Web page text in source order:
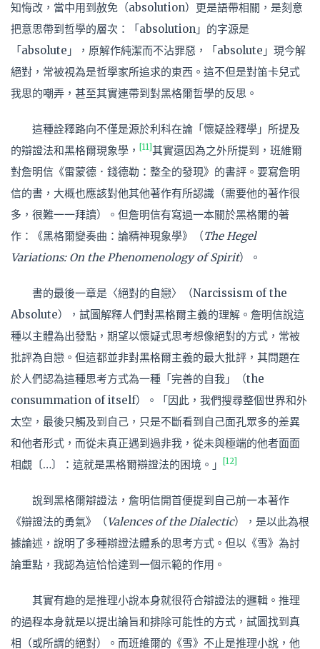
知悔改，當中用到赦免（absolution）更是語帶相關，是刻意
把意思帶到哲學的層次：「absolution」的字源是
「absolute」，原解作純潔而不沾罪惡，「absolute」現今解
絕對，常被視為是哲學家所追求的東西。這不但是對笛卡兒式
我思的嘲弄，甚至其實連帶到對黑格爾哲學的反思。
這種詮釋路向不僅是源於利科在論「懷疑詮釋學」所提及
的辯證法和黑格爾現象學，
[11] 其實還因為之外所提到，班維爾
對詹明信《雷蒙德．錢德勒：整全的發現》的書評。要寫詹明
信的書，大概也應該對他其他著作有所認識（需要他的著作很
多，很難一一拜讀）。但詹明信有寫過一本關於黑格爾的著
作：《黑格爾變奏曲：論精神現象學》（The Hegel
Variations: On the Phenomenology of Spirit）。
書的最後一章是〈絕對的自戀〉（Narcissism of the
Absolute），試圖解釋人們對黑格爾主義的理解。詹明信說這
種以主體為出發點，期望以懷疑式思考想像絕對的方式，常被
批評為自戀。但這都並非對黑格爾主義的最大批評，其問題在
於人們認為這種思考方式為一種「完善的自我」（the
consummation of itself）。「因此，我們搜尋整個世界和外
太空，最後只觸及到自己，只是不斷看到自己面孔眾多的差異
和他者形式，而從未真正遇到過非我，從未與極端的他者面面
相覷〔…〕：這就是黑格爾辯證法的困境。」
[12]
說到黑格爾辯證法，詹明信開首便提到自己前一本著作
《辯證法的勇氣》（Valences of the Dialectic），是以此為根
據論述，說明了多種辯證法體系的思考方式。但以《雪》為討
論重點，我認為這恰恰達到一個示範的作用。
其實有趣的是推理小說本身就很符合辯證法的邏輯。推理
的過程本身就是以提出論旨和排除可能性的方式，試圖找到真
相（或所謂的絕對）。而班維爾的《雪》不止是推理小說，他